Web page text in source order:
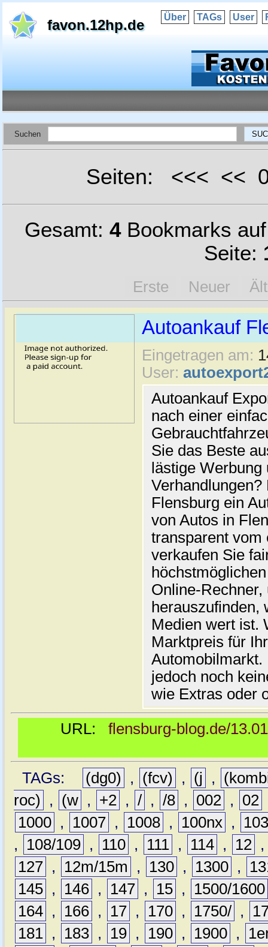
favon.12hp.de Über TAGs User
Suchen
Seiten: <<< <<
Gesamt: 4Bookmarks
Seite:
Erste Neuer
Autoankauf
Eingetragen am:
User:
Autoankauf
nach einer
Sie das Beste
lästige
Flensburg ein
von Autos in
transparent vom
verkaufen Sie
Online-
herauszufinden,
Medien wert ist.
Marktpreis für
jedoch noch
wie Extras oder
URL: flensburg-blog.de/
TAGs: (dg0) , (fcv) , (j ,
roc)
, (w , +2 , / , /8 , 002 , 02
1000 , 1007 , 1008 , 100nx ,
,
108/109 , 110 , 111 , 114 , 12
127 , 12m/15m , 130 , 1300 ,
145 , 146 , 147 , 15 ,
1500/1600
164 , 166 , 17 , 170 , 1750/ ,
181 , 183 , 19 , 190 , 1900 ,